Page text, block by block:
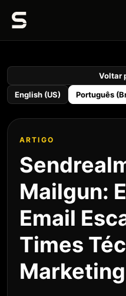
Voltar
English (US)
Português
ARTIGO
Mailgun:
Email
Times
Marketing